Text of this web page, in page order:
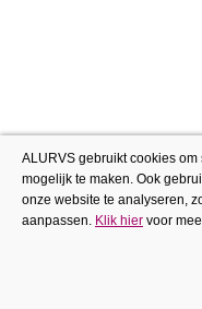
ALURVS gebruikt cookies
mogelijk te maken. Ook
onze website te analyseren,
aanpassen. Klik hier voor